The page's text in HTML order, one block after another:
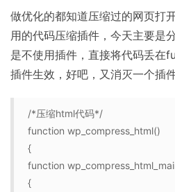
做优化的都知道压缩过的网页打
用的代码压缩插件，今天主要是
是不使用插件，直接将代码丢在
插件生效，好吧，又消灭一个插件
/*压缩html代码*/
function wp_compress_html()
{
function
{